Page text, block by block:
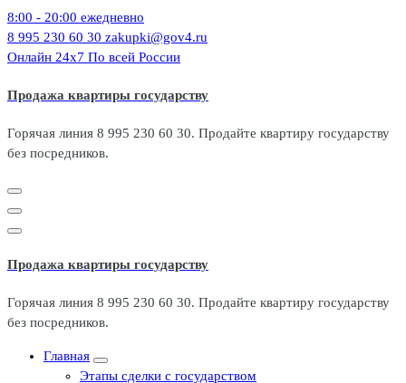
Перейти
к
содержимому
8:00 - 20:00 ежедневно
8 995 230 60 30 zakupki@gov4.ru
Онлайн 24x7 По всей России
Продажа квартиры государству
Горячая линия 8 995 230 60 30. Продайте квартиру государству
без посредников.
Продажа квартиры государству
Горячая линия 8 995 230 60 30. Продайте квартиру государству
без посредников.
Главная
Этапы сделки с государством